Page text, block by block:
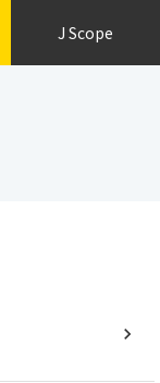
J Scope